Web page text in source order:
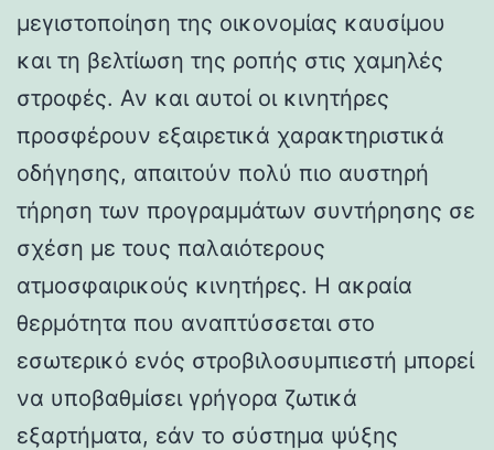
μεγιστοποίηση της οικονομίας καυσίμου
και τη βελτίωση της ροπής στις χαμηλές
στροφές. Αν και αυτοί οι κινητήρες
προσφέρουν εξαιρετικά χαρακτηριστικά
οδήγησης, απαιτούν πολύ πιο αυστηρή
τήρηση των προγραμμάτων συντήρησης σε
σχέση με τους παλαιότερους
ατμοσφαιρικούς κινητήρες. Η ακραία
θερμότητα που αναπτύσσεται στο
εσωτερικό ενός στροβιλοσυμπιεστή μπορεί
να υποβαθμίσει γρήγορα ζωτικά
εξαρτήματα, εάν το σύστημα ψύξης